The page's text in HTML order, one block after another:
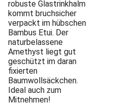
robuste Glastrinkhalm
kommt bruchsicher
verpackt im hübschen
Bambus Etui. Der
naturbelassene
Amethyst liegt gut
geschützt im daran
fixierten
Baumwollsäckchen.
Ideal auch zum
Mitnehmen!